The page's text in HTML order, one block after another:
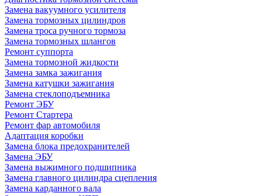
Замена вакуумного усилителя
Замена тормозных цилиндров
Замена троса ручного тормоза
Замена тормозных шлангов
Ремонт суппорта
Замена тормозной жидкости
Замена замка зажигания
Замена катушки зажигания
Замена стеклоподъемника
Ремонт ЭБУ
Ремонт Стартера
Ремонт фар автомобиля
Адаптация коробки
Замена блока предохранителей
Замена ЭБУ
Замена выжимного подшипника
Замена главного цилиндра сцепления
Замена карданного вала